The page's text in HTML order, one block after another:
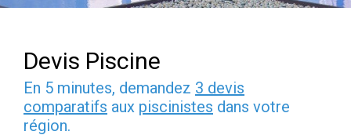
Devis Piscine
En 5 minutes, demandez 3 devis
comparatifs aux piscinistes dans votre
région.